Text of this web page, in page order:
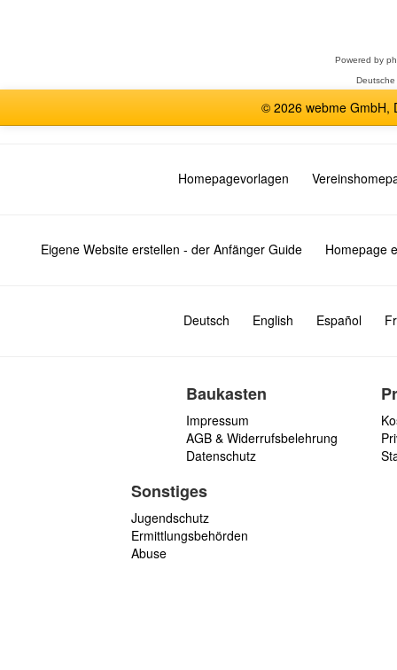
Powered by
© 2026 webme GmbH,
Homepagevorlagen
Eigene Website erstellen - der Anfänger Guide Homepage
Deutsch English Español
Baukasten
Impressum
AGB & Widerrufsbelehrung
Datenschutz
Sonstiges
Jugendschutz
Ermittlungsbehörden
Abuse